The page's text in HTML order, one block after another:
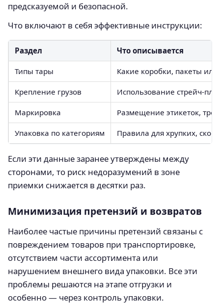
предсказуемой и безопасной.
Что включают в себя эффективные инструкции:
Раздел Что описывается
Типы тары Какие коробки, пакеты
Крепление грузов Использование стрейч-
Маркировка Размещение этикеток,
Упаковка по категориям Правила для хрупких,
Если эти данные заранее утверждены между
сторонами, то риск недоразумений в зоне
приемки снижается в десятки раз.
Минимизация претензий и возвратов
Наиболее частые причины претензий связаны с
повреждением товаров при транспортировке,
отсутствием части ассортимента или
нарушением внешнего вида упаковки. Все эти
проблемы решаются на этапе отгрузки и
особенно — через контроль упаковки.